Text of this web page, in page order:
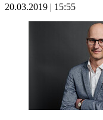
20.03.2019 | 15:55